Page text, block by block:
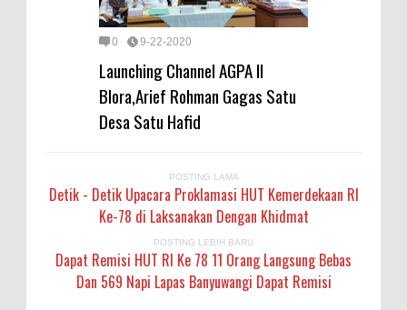
0 9-22-2020
Launching Channel AGPA II
Blora,Arief Rohman Gagas Satu
Desa Satu Hafid
POSTING LAMA
Detik - Detik Upacara Proklamasi HUT Kemerdekaan RI
Ke-78 di Laksanakan Dengan Khidmat
POSTING LEBIH BARU
Dapat Remisi HUT RI Ke 78 11 Orang Langsung Bebas
Dan 569 Napi Lapas Banyuwangi Dapat Remisi